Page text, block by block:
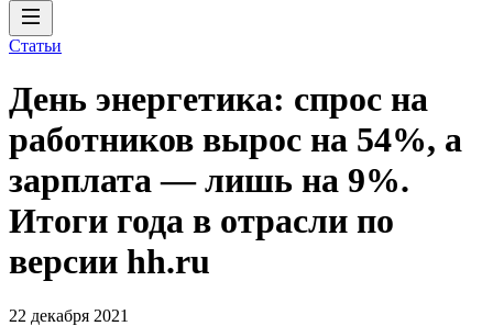
Статьи
День энергетика: спрос на
работников вырос на 54%, а
зарплата — лишь на 9%.
Итоги года в отрасли по
версии hh.ru
22 декабря 2021